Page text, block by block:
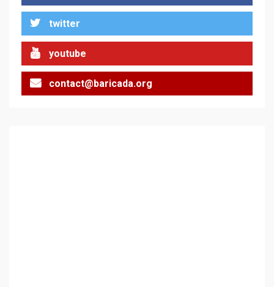
twitter
youtube
contact@baricada.org